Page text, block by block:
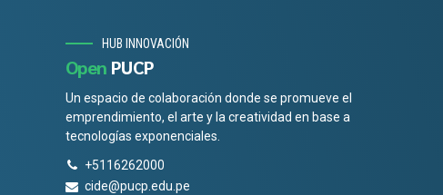
HUB INNOVACIÓN
Open PUCP
Un espacio de colaboración donde se promueve el
emprendimiento, el arte y la creatividad en base a
tecnologías exponenciales.
+5116262000
cide@pucp.edu.pe